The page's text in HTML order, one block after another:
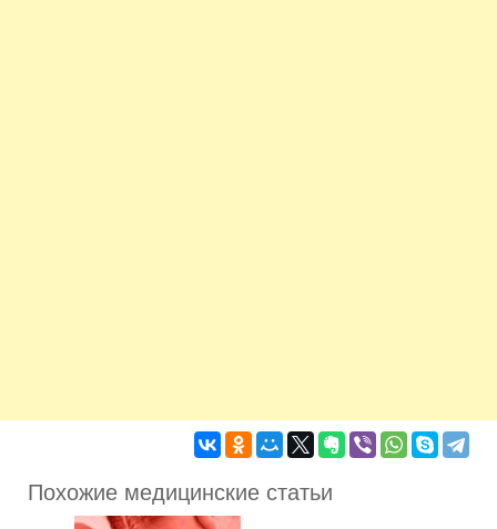
Похожие медицинские статьи